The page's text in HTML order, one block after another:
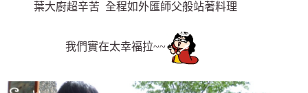
葉大廚超辛苦 全程如外匯師父般站著料理
我們實在太幸福拉~~